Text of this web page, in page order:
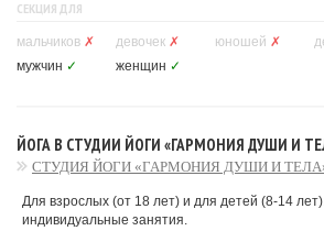
СЕКЦИЯ ДЛЯ
мальчиков ✗ девочек ✗ юношей ✗
мужчин ✓ женщин ✓
ЙОГА В СТУДИИ ЙОГИ «ГАРМОНИЯ ДУШИ И
СТУДИЯ ЙОГИ «ГАРМОНИЯ ДУШИ И
Для взрослых (от 18 лет) и для детей (8-14
индивидуальные занятия.